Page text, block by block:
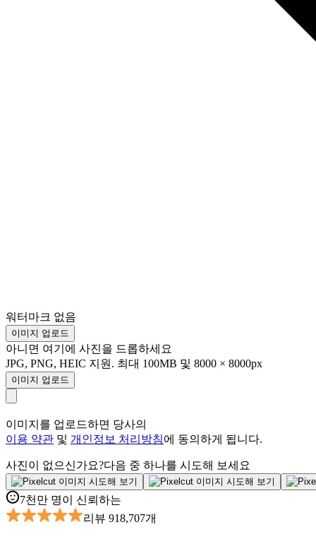
워터마크 없음
이미지 업로드
아니면 여기에 사진을 드롭하세요
JPG, PNG, HEIC 지원. 최대 100MB 및 8000 × 8000px
이미지 업로드
이미지를 업로드하면 당사의
이용 약관 및 개인정보 처리방침에 동의하게 됩니다.
사진이 없으신가요?다음 중 하나를 시도해 보세요
7천만 명이 신뢰하는
리뷰 918,707개